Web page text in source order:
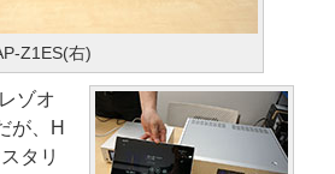
Z1ES(右)
ゾオ
が、H
タリ